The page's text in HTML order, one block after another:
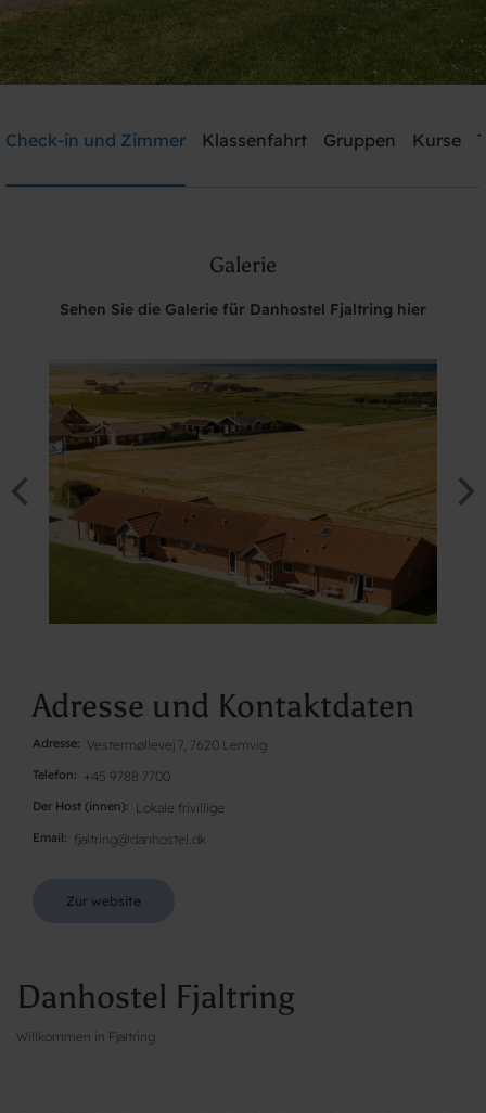
Brauchen Sie Hilfe? rufen Sie: +45 9788 7700
Check-in und Zimmer Klassenfahrt Gruppen Kurse
Galerie
Sehen Sie die Galerie für Danhostel Fjaltring hier
Adresse und Kontaktdaten
Adresse Vestermøllevej 7, 7620 Lemvig
Telefon +45 9788 7700
Der Host (innen) Lokale frivillige
Email fjaltring@danhostel.dk
Zur website
Danhostel Fjaltring
Willkommen in Fjaltring